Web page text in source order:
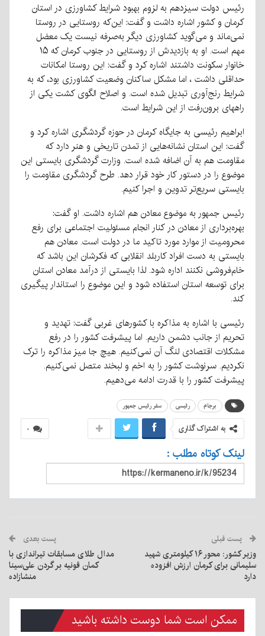
رئیس دولت سیزدهم به لزوم بهبود شرایط کشاورزی در استان
کرمان و کشور اشاره داشت و گفت: این‌که روستایی در روستا
نمی‌ماند و می‌گوید کشاورزی دیگر به‌صرفه نیست یک معضل
مهم است. او به بازدیدش از روستایی در جنوب کرمان که ۱۵
خانوار سکونت داشتند اشاره کرد و گفت: این روستا امکانات
حداقلی داشت ، اما مشکل ساکنان وضعیت کشاورزی بود، که به
شرایط رنج‌آوری تبدیل شده است. و اصلاح الگوی کشت یکی از
راههای برون‌رفت از این شرایط است.
ابراهیم رئیسی به جایگاه کرمان در حوزه گردشگری اشاره کرد و
گفت: این استان نشانه‌هایی از تمدن تاریخی و هنر دارد که
مقاومت هم به آن اضافه شده است. وزارت گردشگری بایستی این
موضوع را در دستور کار خود قرار دهد. طرح گردشگری مقاومت را
بایستی سریع‌تر تدوین و اجرا کنیم.
رئیس جمهور به موضوع معادن هم اشاره داشت. او گفت:
بهره‌برداری از معادن در کنار انجام مسئولیت اجتماعی برای رفع
محرومیت از موارد مورد تاکید ما در دولت است. معادن هم
بایستی به دست افراد کاربلد انقلابی که فکرشان این باشد که
خام‌فروشی نکنند اداره شود. لذا بایستی از درآمد معادن استان
برای توسعه استان استفاده شود و این موضوع را استاندار پیگیری
کند.
رئیسی با اشاره به مذاکره با کشورهای غربی گفت: تهدید و
تحریم از جانب دشمن داریم. اما پیشرفت کشور را در رفع
مشکلات اقتصادی لنگ آن نمی‌کنیم. هیچ جا میز مذاکره را ترک
نکردیم. سرنوشت کشور را به اخم و لبخند متصل نمی‌کنیم.
پیشرفت کشور را با قدرت ادامه می‌دهیم.
برجام رئیسی سفر رئیس جمهور
۰ به اشتراک گذاری
لینک کوتاه مطلب :
پست قبلی
وزیر کشور: محور ۱۶ کیلومتری شهید
سلیمانی برای کرمان ارزش افزوده
دارد
پست بعدی
مدال طلای مسابقات تیراندازی با
کمان قونیه بر گردن علی‌سینا
منشازاده
ممکن است شما دوست داشته باشید